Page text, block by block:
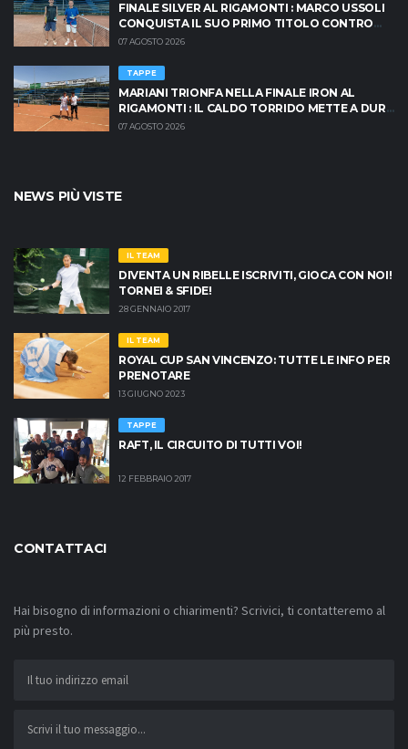
FINALE SILVER AL RIGAMONTI : MARCO USSOLI
CONQUISTA IL SUO PRIMO TITOLO CONTRO
MASSIMO CRISCIONE
07 AGOSTO 2026
TAPPE
MARIANI TRIONFA NELLA FINALE IRON AL
RIGAMONTI : IL CALDO TORRIDO METTE A DURA
PROVA I PROTAGONISTI
07 AGOSTO 2026
NEWS PIÙ VISTE
IL TEAM
DIVENTA UN RIBELLE ISCRIVITI, GIOCA CON NOI!
TORNEI & SFIDE!
28 GENNAIO 2017
IL TEAM
ROYAL CUP SAN VINCENZO: TUTTE LE INFO PER
PRENOTARE
13 GIUGNO 2023
TAPPE
RAFT, IL CIRCUITO DI TUTTI VOI!
12 FEBBRAIO 2017
CONTATTACI
Hai bisogno di informazioni o chiarimenti? Scrivici, ti contatteremo al
più presto.